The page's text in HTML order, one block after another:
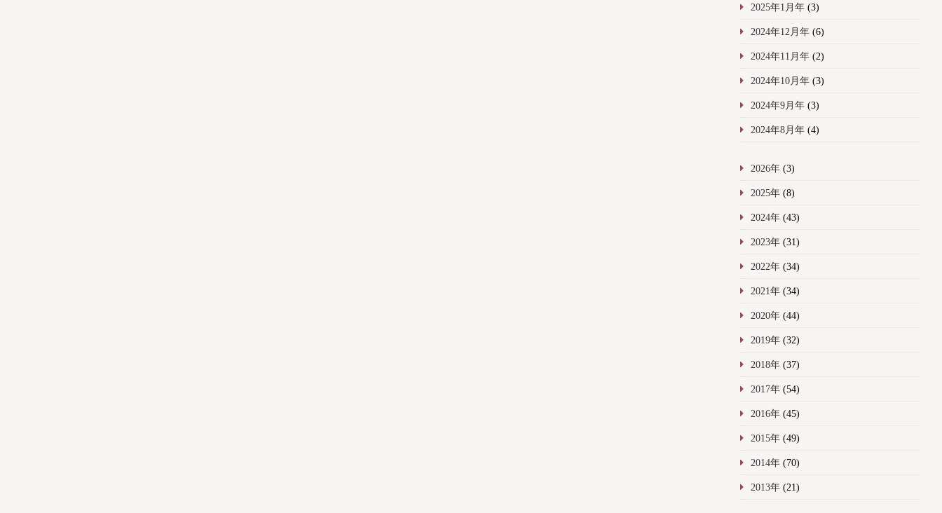
2025年1月年(3)
2024年12月年(6)
2024年11月年(2)
2024年10月年(3)
2024年9月年(3)
2024年8月年(4)
2026年(3)
2025年(8)
2024年(43)
2023年(31)
2022年(34)
2021年(34)
2020年(44)
2019年(32)
2018年(37)
2017年(54)
2016年(45)
2015年(49)
2014年(70)
2013年(21)